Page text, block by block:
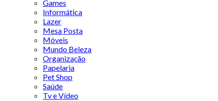
Games
Informática
Lazer
Mesa Posta
Móveis
Mundo Beleza
Organização
Papelaria
Pet Shop
Saúde
Tv e Vídeo